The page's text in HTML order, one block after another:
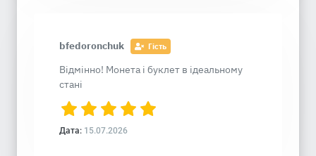
bfedoronchuk Гість
Відмінно! Монета і буклет в ідеальному
стані
Дата: 15.07.2026